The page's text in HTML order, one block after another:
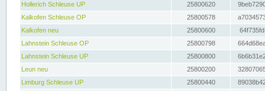
Hollerich Schleuse UP
25800620
Kalkofen Schleuse OP
25800578
Kalkofen neu
25800600
Lahnstein Schleuse OP
25800798
Lahnstein Schleuse UP
25800800
Leun neu
25800200
Limburg Schleuse UP
25800440